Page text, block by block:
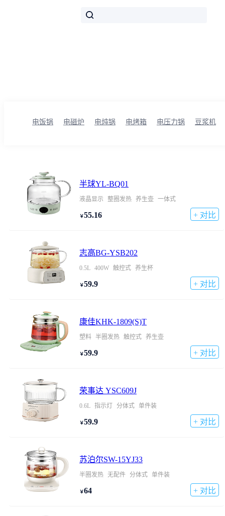
电饭锅 电磁炉 电炖锅 电烤箱 电压力锅 豆浆机
半球YL-BQ01
液晶显示 整圈发热 养生壶 一体式
￥55.16 + 对比
志高BG-YSB202
0.5L 400W 触控式 养生杯
￥59.9 + 对比
康佳KHK-1809(S)T
塑料 半圈发热 触控式 养生壶
￥59.9 + 对比
荣事达 YSC609J
0.6L 指示灯 分体式 单件装
￥59.9 + 对比
苏泊尔SW-15YJ33
半圈发热 无配件 分体式 单件装
￥64 + 对比